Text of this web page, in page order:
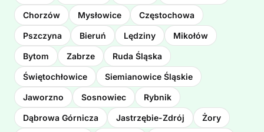
Chorzów Mysłowice Częstochowa
Pszczyna Bieruń Lędziny Mikołów
Bytom Zabrze Ruda Śląska
Świętochłowice Siemianowice Śląskie
Jaworzno Sosnowiec Rybnik
Dąbrowa Górnicza Jastrzębie-Zdrój Żory